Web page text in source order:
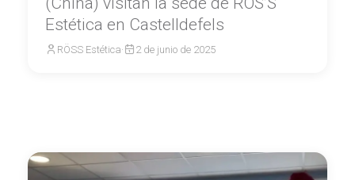
Estética en Castelldefels
RÖSS Estética· 2 de junio de 2025